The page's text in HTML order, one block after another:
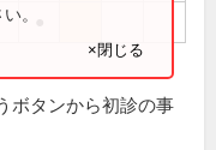
。
×閉じる
ボタンから初診の事